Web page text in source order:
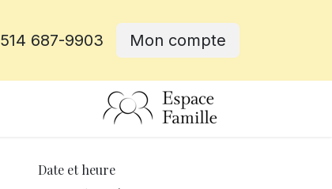
514 687-9903 Mon compte
Date et heure